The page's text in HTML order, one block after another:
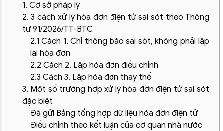
1. Cơ sở pháp lý
2. 3 cách xử lý hóa đơn điện tử sai sót theo Thông
tư 91/2026/TT-BTC
2.1 Cách 1. Chỉ thông báo sai sót, không phải lập
lại hóa đơn
2.2 Cách 2. Lập hóa đơn điều chỉnh
2.3 Cách 3. Lập hóa đơn thay thế
3. Một số trường hợp xử lý hóa đơn điện tử sai sót
đặc biệt
Đã gửi Bảng tổng hợp dữ liệu hóa đơn điện tử
Điều chỉnh theo kết luận của cơ quan nhà nước